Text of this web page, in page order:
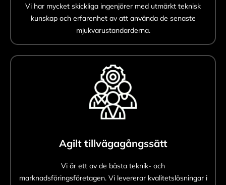
Vi har mycket skickliga ingenjörer med utmärkt teknisk
kunskap och erfarenhet av att använda de senaste
mjukvarustandarderna.
Agilt tillvägagångssätt
Vi är ett av de bästa teknik- och
marknadsföringsföretagen. Vi levererar kvalitetslösningar i